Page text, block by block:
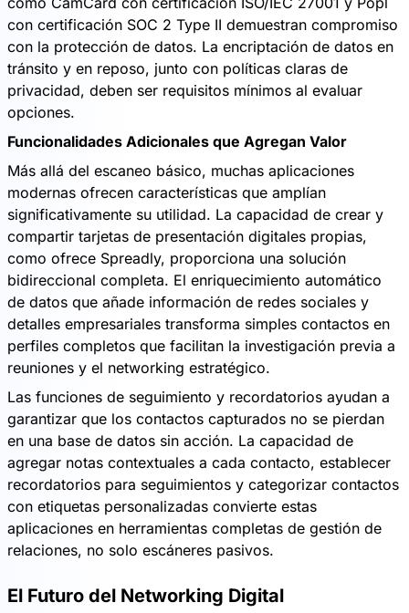
con certificación SOC 2 Type II demuestran compromiso
con la protección de datos. La encriptación de datos en
tránsito y en reposo, junto con políticas claras de
privacidad, deben ser requisitos mínimos al evaluar
opciones.
Funcionalidades Adicionales que Agregan Valor
Más allá del escaneo básico, muchas aplicaciones
modernas ofrecen características que amplían
significativamente su utilidad. La capacidad de crear y
compartir tarjetas de presentación digitales propias,
como ofrece Spreadly, proporciona una solución
bidireccional completa. El enriquecimiento automático
de datos que añade información de redes sociales y
detalles empresariales transforma simples contactos en
perfiles completos que facilitan la investigación previa a
reuniones y el networking estratégico.
Las funciones de seguimiento y recordatorios ayudan a
garantizar que los contactos capturados no se pierdan
en una base de datos sin acción. La capacidad de
agregar notas contextuales a cada contacto, establecer
recordatorios para seguimientos y categorizar contactos
con etiquetas personalizadas convierte estas
aplicaciones en herramientas completas de gestión de
relaciones, no solo escáneres pasivos.
El Futuro del Networking Digital